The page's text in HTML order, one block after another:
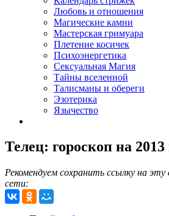
Любовь и отношения
Магические камни
Мастерская гримуара
Плетение косичек
Психоэнергетика
Сексуальная Магия
Тайны вселенной
Талисманы и обереги
Эзотерика
Язычество
Телец: гороскоп на 2013
Рекомендуем сохранить ссылку на
сети: